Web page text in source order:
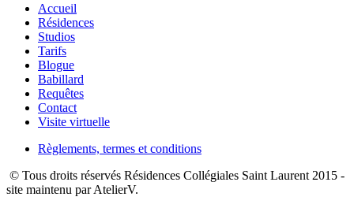
Accueil
Résidences
Studios
Tarifs
Blogue
Babillard
Requêtes
Contact
Visite virtuelle
Règlements, termes et conditions
© Tous droits réservés Résidences Collégiales Saint Laurent 2015 -
site maintenu par AtelierV.